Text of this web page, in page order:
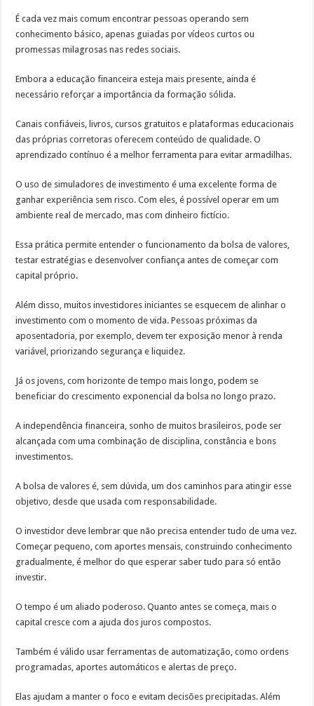
É cada vez mais comum encontrar pessoas operando sem
conhecimento básico, apenas guiadas por vídeos curtos ou
promessas milagrosas nas redes sociais.
Embora a educação financeira esteja mais presente, ainda é
necessário reforçar a importância da formação sólida.
Canais confiáveis, livros, cursos gratuitos e plataformas educacionais
das próprias corretoras oferecem conteúdo de qualidade. O
aprendizado contínuo é a melhor ferramenta para evitar armadilhas.
O uso de simuladores de investimento é uma excelente forma de
ganhar experiência sem risco. Com eles, é possível operar em um
ambiente real de mercado, mas com dinheiro fictício.
Essa prática permite entender o funcionamento da bolsa de valores,
testar estratégias e desenvolver confiança antes de começar com
capital próprio.
Além disso, muitos investidores iniciantes se esquecem de alinhar o
investimento com o momento de vida. Pessoas próximas da
aposentadoria, por exemplo, devem ter exposição menor à renda
variável, priorizando segurança e liquidez.
Já os jovens, com horizonte de tempo mais longo, podem se
beneficiar do crescimento exponencial da bolsa no longo prazo.
A independência financeira, sonho de muitos brasileiros, pode ser
alcançada com uma combinação de disciplina, constância e bons
investimentos.
A bolsa de valores é, sem dúvida, um dos caminhos para atingir esse
objetivo, desde que usada com responsabilidade.
O investidor deve lembrar que não precisa entender tudo de uma vez.
Começar pequeno, com aportes mensais, construindo conhecimento
gradualmente, é melhor do que esperar saber tudo para só então
investir.
O tempo é um aliado poderoso. Quanto antes se começa, mais o
capital cresce com a ajuda dos juros compostos.
Também é válido usar ferramentas de automatização, como ordens
programadas, aportes automáticos e alertas de preço.
Elas ajudam a manter o foco e evitam decisões precipitadas. Além